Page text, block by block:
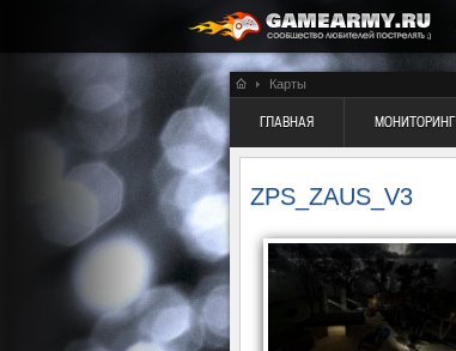
Карты
ГЛАВНАЯ МОНИТОРИНГ
ZPS_ZAUS_V3